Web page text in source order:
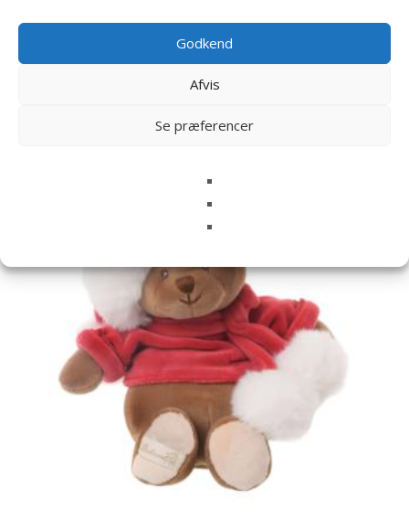
Godkend
Afvis
Se præferencer
Relaterede varer